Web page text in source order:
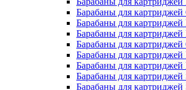
Барабаны для картриджей
Барабаны для картриджей
Барабаны для картриджей
Барабаны для картриджей
Барабаны для картриджей
Барабаны для
Барабаны для картриджей
Барабаны для картриджей